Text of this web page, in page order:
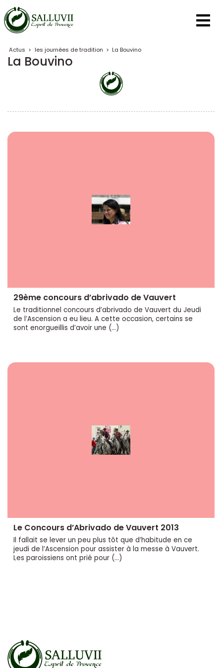
Panneau de gestion des cookies
Actus > les journées de tradition > La Bouvino
La Bouvino
29ème concours d’abrivado de Vauvert
Le traditionnel concours d’abrivado de Vauvert du Jeudi
de l’Ascension a eu lieu. A cette occasion, certains se
sont enorgueillis d’avoir une (…)
Le Concours d’Abrivado de Vauvert 2013
Il fallait se lever un peu plus tôt que d’habitude en ce
jeudi de l’Ascension pour assister à la messe à Vauvert.
Les paroissiens ont prié pour (…)